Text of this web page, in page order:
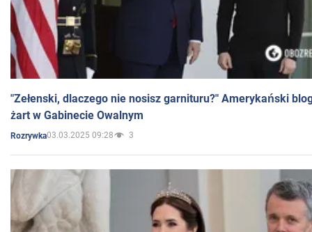
"Zełenski, dlaczego nie nosisz garnituru?" Amerykański
żart w Gabinecie Owalnym
Rozrywka03.03.2025 09:28 3